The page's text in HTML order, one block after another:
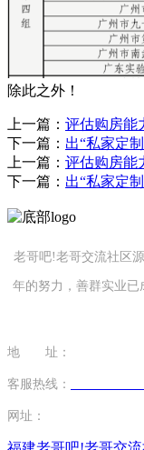
除此之外！
上一篇： 评估购房能
下一篇： 出“私家定
上一篇： 评估购房能
下一篇： 出“私家定
老哥吧!老哥交流社区
年的努力，善群实业
地 址：
客服热线：
网址：